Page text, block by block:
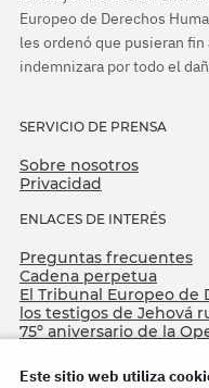
Europeo de Derechos
les ordenó que pusieran
indemnizara por todo el
SERVICIO DE PRENSA
Sobre nosotros
Privacidad
ENLACES DE INTERÉS
Preguntas frecuentes
Cadena perpetua
El Tribunal Europeo de
los testigos de Jehová
75º aniversario de la
Este sitio web utiliza